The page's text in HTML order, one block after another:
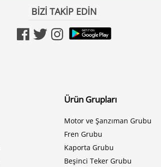
BİZİ TAKİP EDİN
Ürün Grupları
Motor ve Şanzıman Grubu
Fren Grubu
Kaporta Grubu
Beşinci Teker Grubu